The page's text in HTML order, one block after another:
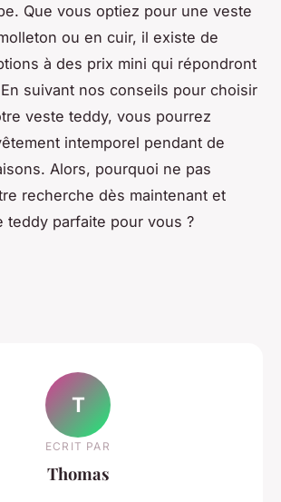
Que vous optiez pour une veste
ou en cuir, il existe de
à des prix mini qui répondront
suivant nos conseils pour choisir
veste teddy, vous pourrez
intemporel pendant de
Alors, pourquoi ne pas
recherche dès maintenant et
teddy parfaite pour vous ?
T
ECRIT PAR
Thomas